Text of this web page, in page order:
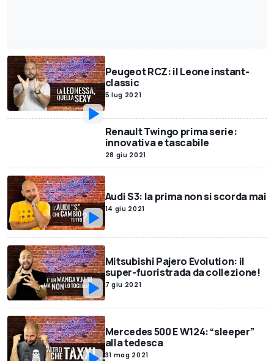
Peugeot RCZ: il Leone instant-
classic
5 lug 2021
Renault Twingo prima serie:
innovativa e tascabile
28 giu 2021
Audi S3: la prima non si scorda mai
14 giu 2021
Mitsubishi Pajero Evolution: il
super-fuoristrada da collezione!
7 giu 2021
Mercedes 500 E W124: “sleeper”
alla tedesca
31 mag 2021